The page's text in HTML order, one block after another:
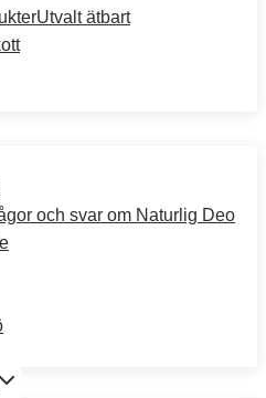
Utvalt ätbart
och svar om Naturlig Deo